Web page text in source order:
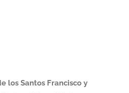
los Santos Francisco y